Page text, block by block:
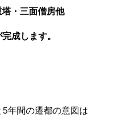
・三面僧房他
成します。
年間の遷都の意図は